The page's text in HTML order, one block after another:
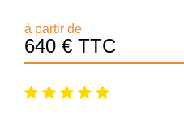
à partir de
640 € TTC